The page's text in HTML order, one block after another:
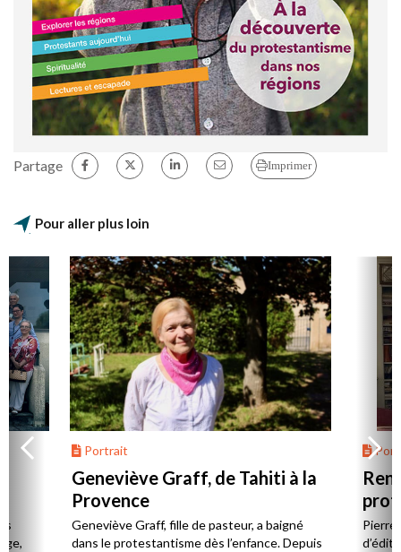
Partage Imprimer
Pour aller plus loin
Portrait
Geneviève Graff, de Tahiti à la
Provence
Geneviève Graff, fille de pasteur, a baigné
dans le protestantisme dès l’enfance. Depuis